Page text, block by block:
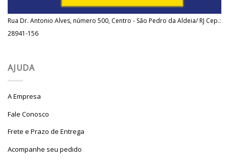
Rua Dr. Antonio Alves, número 500, Centro - São Pedro da Aldeia/ RJ Cep.:
28941-156
AJUDA
A Empresa
Fale Conosco
Frete e Prazo de Entrega
Acompanhe seu pedido